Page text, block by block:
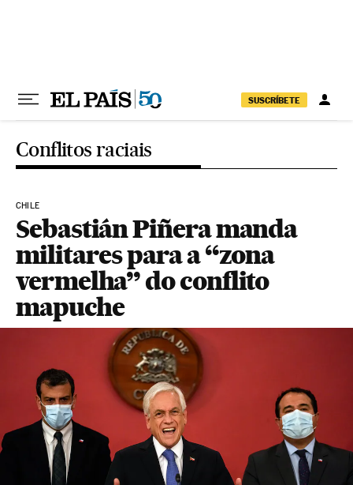
SUSCRÍBETE
Conflitos raciais
CHILE
Sebastián Piñera manda
militares para a “zona
vermelha” do conflito
mapuche